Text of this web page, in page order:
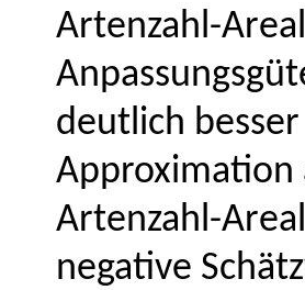
Artenzahl-
deutlich
Approximation
Artenzahl-
negative